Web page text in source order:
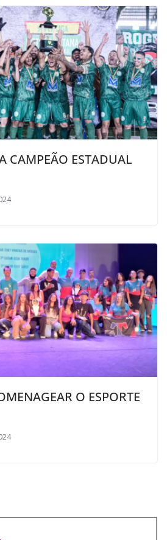
CAMPEÃO ESTADUAL
O ESPORTE